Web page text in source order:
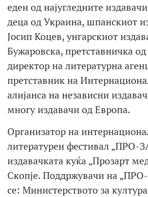
еден од најугледните
деца од Украина, шпанскиот
Јосип Коцев, унгарскиот
Бужаровска, претставничка
директор на литературна
претставник на
алијанса на независни
многу издавачи од Европа.
Организатор на
литературен фестивал „ПРО-
издавачката куќа „Прозарт
Скопје. Поддржувачи на
се: Министерството за